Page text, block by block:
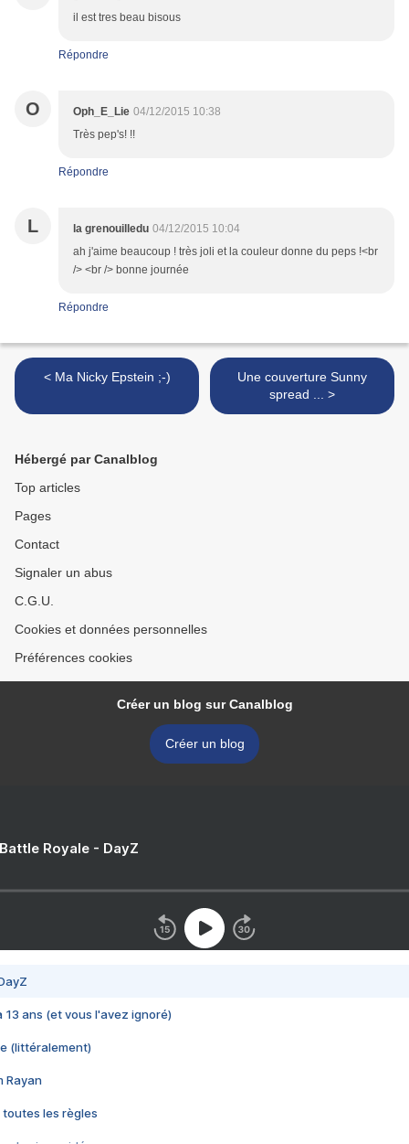
il est tres beau bisous
Répondre
O Oph_E_Lie 04/12/2015 10:38
Très pep's! !!
Répondre
L la grenouilledu 04/12/2015 10:04
ah j'aime beaucoup ! très joli et la couleur donne du peps !<br
/> <br /> bonne journée
Répondre
< Ma Nicky Epstein ;-)
Une couverture Sunny
spread ... >
Hébergé par Canalblog
Top articles
Pages
Contact
Signaler un abus
C.G.U.
Cookies et données personnelles
Préférences cookies
Créer un blog sur Canalblog
Créer un blog
Royale - DayZ
13 ans (et vous l'avez ignoré)
(littéralement)
Rayan
toutes les règles